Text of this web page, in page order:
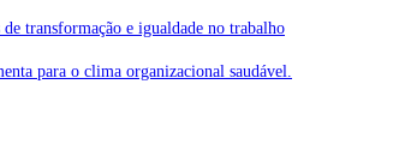
transformação e igualdade no trabalho
para o clima organizacional saudável.